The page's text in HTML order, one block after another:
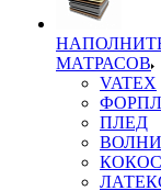
МАТРАСОВ
VATEX
ПЛЕД